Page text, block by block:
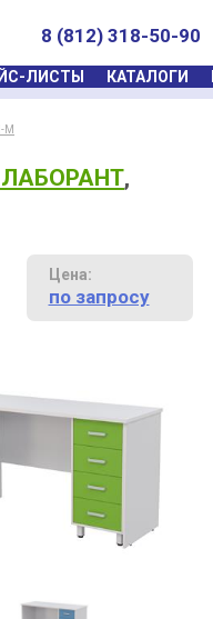
8 (812) 318-50-90
ЛИСТЫ КАТАЛОГИ
М
ЛАБОРАНТ,
Цена:
по запросу